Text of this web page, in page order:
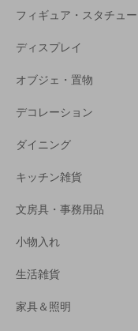
フィギュア・スタチュー
ディスプレイ
オブジェ・置物
デコレーション
ダイニング
キッチン雑貨
文房具・事務用品
小物入れ
生活雑貨
家具＆照明